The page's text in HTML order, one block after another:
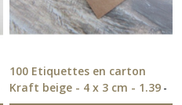
100 Etiquettes en carton
Kraft beige - 4 x 3 cm - 1.39 -
Etiquettes Et Autocollants